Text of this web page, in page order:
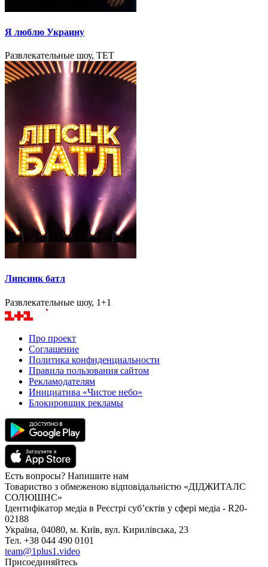
Я люблю Украину
Развлекательные шоу, TET
Липсинк батл
Развлекательные шоу, 1+1
Про проект
Соглашение
Политика конфиденциальности
Правила пользования сайтом
Рекламодателям
Инициатива «Чистое небо»
Блокировщик рекламы
Есть вопросы? Напишите нам
Товариство з обмеженою відповідальністю «ДІДЖИТАЛС
СОЛЮШНС»
Ідентифікатор медіа в Реєстрі суб’єктів у сфері медіа - R20-
02188
Україна, 04080, м. Київ, вул. Кирилівська, 23
Тел. +38 044 490 0101
team@1plus1.video
Присоединяйтесь